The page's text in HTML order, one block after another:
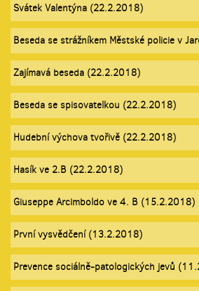
Svátek Valentýna (22.2.2018)
Beseda se strážníkem Městské policie v
Zajímavá beseda (22.2.2018)
Beseda se spisovatelkou (22.2.2018)
Hudební výchova tvořivě (22.2.2018)
Hasík ve 2.B (22.2.2018)
Giuseppe Arcimboldo ve 4. B (15.2.2018)
První vysvědčení (13.2.2018)
Prevence sociálně-patologických jevů